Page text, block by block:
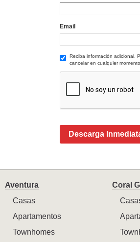
Email
Reciba información adicional.
cancelar en cualquier
Descarga
Aventura
Casas
Apartamentos
Townhomes
Coral